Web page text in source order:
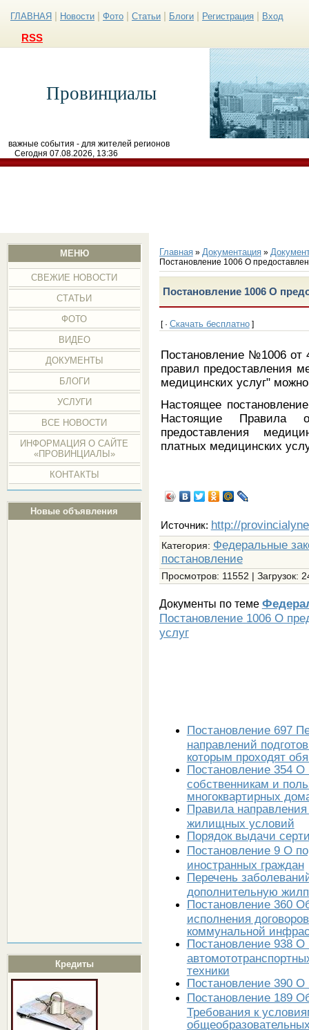
ГЛАВНАЯ Новости Фото Статьи Блоги Регистрация Вход
RSS
Провинциалы
важные события - для жителей регионов
Сегодня 07.08.2026, 13:36
МЕНЮ
СВЕЖИЕ НОВОСТИ
СТАТЬИ
ФОТО
ВИДЕО
ДОКУМЕНТЫ
БЛОГИ
УСЛУГИ
ВСЕ НОВОСТИ
ИНФОРМАЦИЯ О САЙТЕ
«ПРОВИНЦИАЛЫ»
КОНТАКТЫ
Новые объявления
Кредиты
Главная» Документация»
Постановление 1006 О
Постановление 1006 О
[ · Скачать бесплатно]
Постановление №1006 от
правил предоставления
медицинских услуг"
Настоящее
Настоящие Правила
предоставления
платных медицинских
Источник: http://
Категория: Федеральные
постановление
Просмотров: 11552 | Загрузок:
Документы по теме
Постановление 1006 О
услуг
Постановление 697
направлений
которым проходят
Постановление 354 О
собственникам и
многоквартирных
Правила
жилищных условий
Порядок выдачи
Постановление 9 О
иностранных граждан
Перечень
дополнительную
Постановление 360
исполнения
коммунальной
Постановление 938 О
техники
Постановление 390
Постановление 189
Требования к